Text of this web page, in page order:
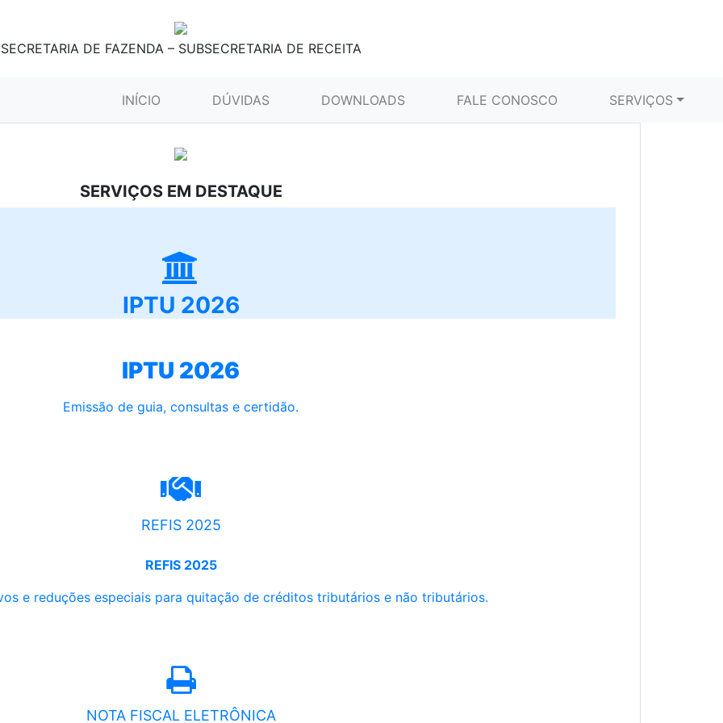
SECRETARIA DE FAZENDA – SUBSECRETARIA DE RECEITA
INÍCIO (CURRENT)DÚVIDAS DOWNLOADS FALE CONOSCO SERVIÇOS
SERVIÇOS EM DESTAQUE
IPTU 2026
IPTU 2026
Emissão de guia, consultas e certidão.
REFIS 2025
REFIS 2025
e reduções especiais para quitação de créditos tributários e não tributários.
NOTA FISCAL ELETRÔNICA